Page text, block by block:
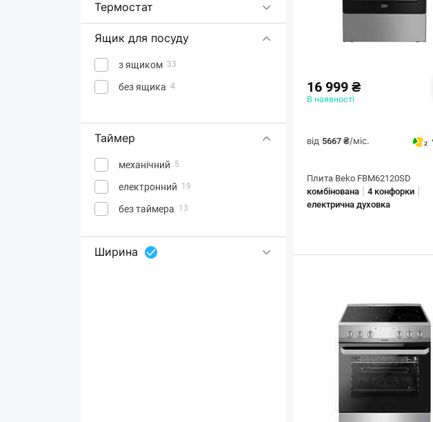
Термостат
Ящик для посуду
з ящиком 33
без ящика 4
Таймер
механічний 5
електронний 19
без таймера 13
Ширина
16 999 ₴
В наявності
від 5667 ₴/міс. 2
Плита Beko FBM62120SD
комбінована
4 конфорки
електрична духовка